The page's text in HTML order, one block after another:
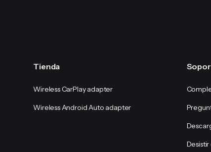
Tienda
Wireless CarPlay adapter
Wireless Android Auto adapter